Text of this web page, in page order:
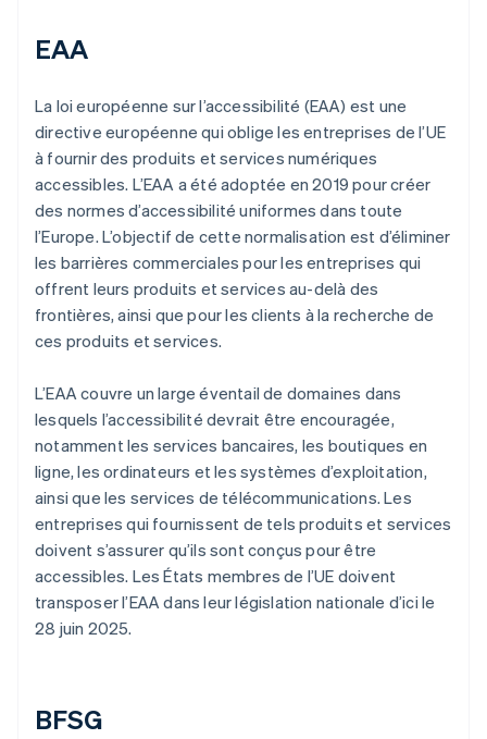
EAA
La loi européenne sur l’accessibilité (EAA) est une
directive européenne qui oblige les entreprises de l’UE
à fournir des produits et services numériques
accessibles. L’EAA a été adoptée en 2019 pour créer
des normes d’accessibilité uniformes dans toute
l’Europe. L’objectif de cette normalisation est d’éliminer
les barrières commerciales pour les entreprises qui
offrent leurs produits et services au-delà des
frontières, ainsi que pour les clients à la recherche de
ces produits et services.
L’EAA couvre un large éventail de domaines dans
lesquels l’accessibilité devrait être encouragée,
notamment les services bancaires, les boutiques en
ligne, les ordinateurs et les systèmes d’exploitation,
ainsi que les services de télécommunications. Les
entreprises qui fournissent de tels produits et services
doivent s’assurer qu’ils sont conçus pour être
accessibles. Les États membres de l’UE doivent
transposer l’EAA dans leur législation nationale d’ici le
28 juin 2025.
BFSG